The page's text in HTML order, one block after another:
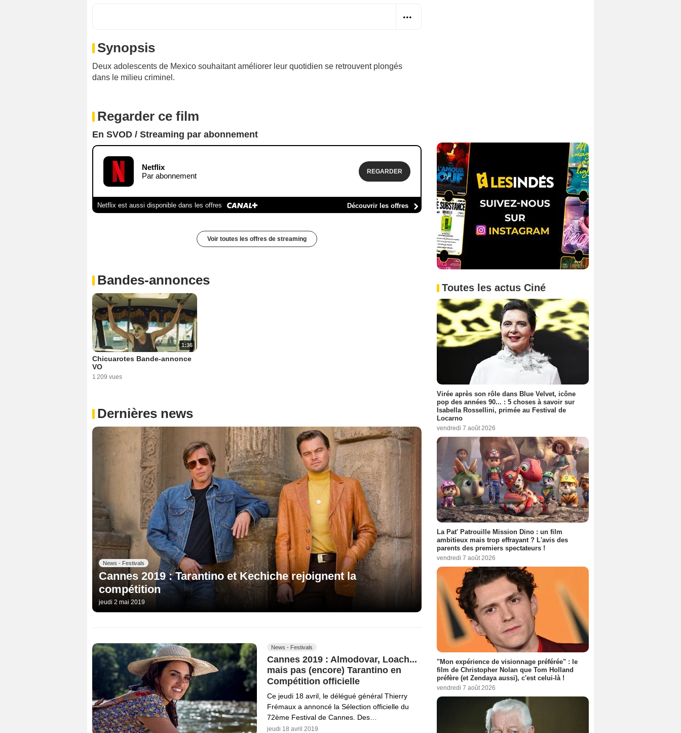
Synopsis
Deux adolescents de Mexico souhaitant améliorer leur quotidien se retrouvent plongés
dans le milieu criminel.
Regarder ce film
En SVOD / Streaming par abonnement
Netflix
Par abonnement
REGARDER
Netflix est aussi disponible dans les offres Découvrir les offres
Voir toutes les offres de streaming
Bandes-annonces
1:36
Chicuarotes Bande-annonce
VO
1 209 vues
Dernières news
News - Festivals
Cannes 2019 : Tarantino et Kechiche rejoignent la
compétition
jeudi 2 mai 2019
News - Festivals
Cannes 2019 : Almodovar, Loach...
mais pas (encore) Tarantino en
Compétition officielle
Ce jeudi 18 avril, le délégué général Thierry
Frémaux a annoncé la Sélection officielle du
72ème Festival de Cannes. Des…
jeudi 18 avril 2019
Toutes les actus Ciné
Virée après son rôle dans Blue Velvet, icône
pop des années 90... : 5 choses à savoir sur
Isabella Rossellini, primée au Festival de
Locarno
vendredi 7 août 2026
La Pat' Patrouille Mission Dino : un film
ambitieux mais trop effrayant ? L'avis des
parents des premiers spectateurs !
vendredi 7 août 2026
"Mon expérience de visionnage préférée" : le
film de Christopher Nolan que Tom Holland
préfère (et Zendaya aussi), c'est celui-là !
vendredi 7 août 2026